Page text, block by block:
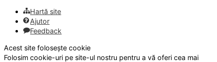
Hartă site
Ajutor
Feedback
Acest site folosește cookie
Folosim cookie-uri pe site-ul nostru pentru a vă oferi cea mai